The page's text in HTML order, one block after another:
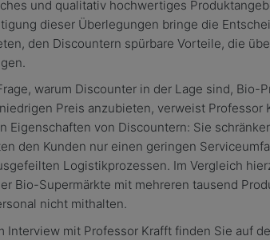
und qualitativ hochwertiges
dieser Überlegungen bringe die
den Discountern spürbare Vorteile, die
warum Discounter in der Lage sind, Bio-
Preis anzubieten, verweist Professor
Eigenschaften von Discountern: Sie
den Kunden nur einen geringen
Logistikprozessen. Im Vergleich
Bio-Supermärkte mit mehreren tausend
nicht mithalten.
Interview mit Professor Krafft finden Sie auf